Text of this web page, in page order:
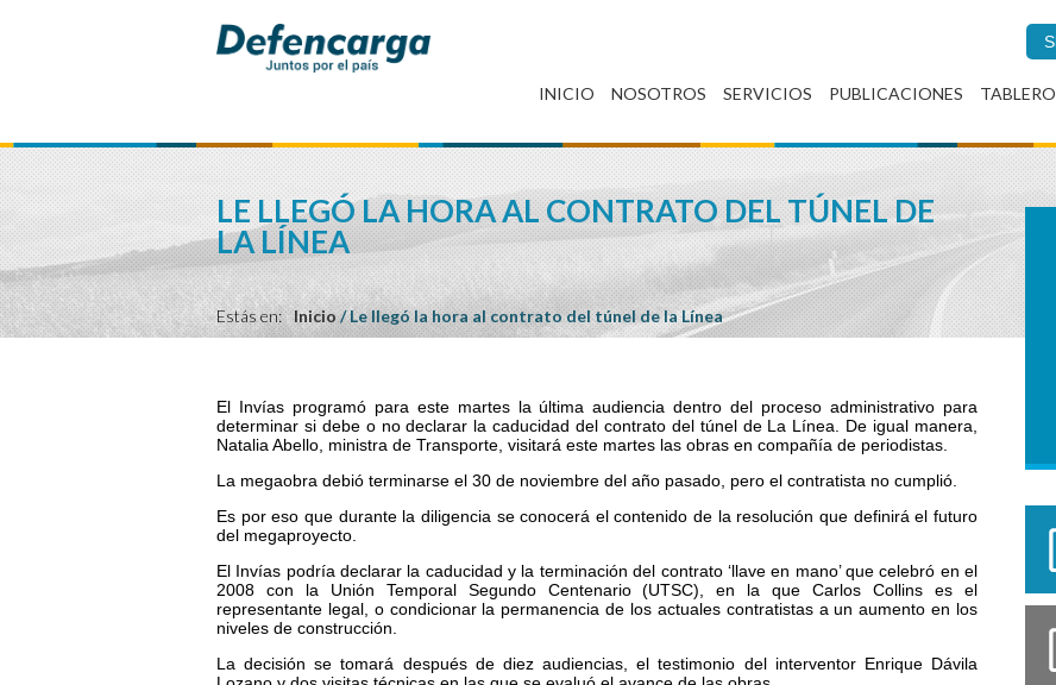
INICIO NOSOTROS SERVICIOS PUBLICACIONES
LE LLEGÓ LA HORA AL CONTRATO DEL TÚNEL DE
LA LÍNEA
Estás en: Inicio/Le llegó la hora al contrato del túnel de la Línea
El Invías programó para este martes la última audiencia dentro del proceso administrativo para
determinar si debe o no declarar la caducidad del contrato del túnel de La Línea. De igual manera,
Natalia Abello, ministra de Transporte, visitará este martes las obras en compañía de periodistas.
La megaobra debió terminarse el 30 de noviembre del año pasado, pero el contratista no cumplió.
Es por eso que durante la diligencia se conocerá el contenido de la resolución que definirá el futuro
del megaproyecto.
El Invías podría declarar la caducidad y la terminación del contrato ‘llave en mano’ que celebró en el
2008 con la Unión Temporal Segundo Centenario (UTSC), en la que Carlos Collins es el
representante legal, o condicionar la permanencia de los actuales contratistas a un aumento en los
niveles de construcción.
La decisión se tomará después de diez audiencias, el testimonio del interventor Enrique Dávila